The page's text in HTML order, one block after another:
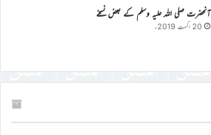
آنحضرت صلی اللہ علیہ وسلم کے بعض نسخے
20 اگست 2019ء